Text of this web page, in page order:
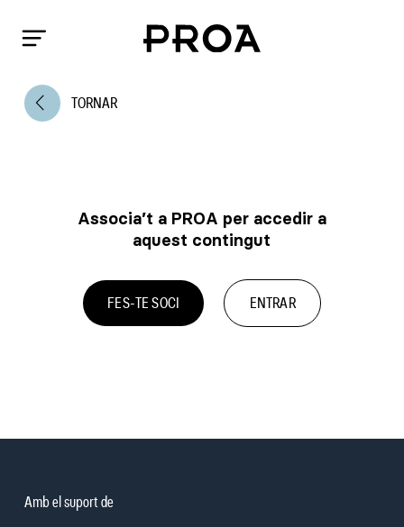
arrow_back_ios TORNAR
Associa’t a PROA per accedir a
aquest contingut
FES-TE SOCI ENTRAR
Amb el suport de